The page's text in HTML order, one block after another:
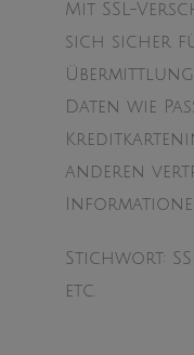
Mit SSL-
sich sicher
Daten wie
anderen
Stichwort:
etc.